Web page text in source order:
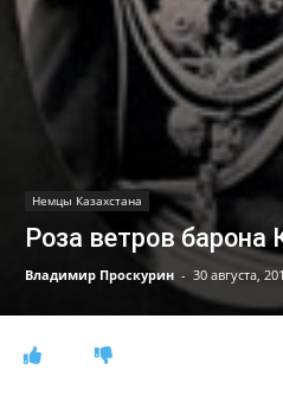
Немцы Казахстана
Роза ветров барона
Владимир Проскурин - 30 августа,